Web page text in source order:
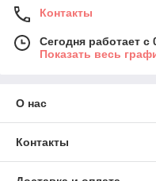
Контакты
Сегодня работает с
Показать весь
О нас
Контакты